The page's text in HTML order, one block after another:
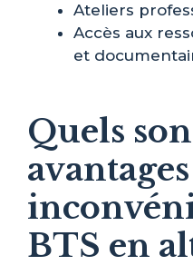
Ateliers
Accès aux
et
Quels
BTS en